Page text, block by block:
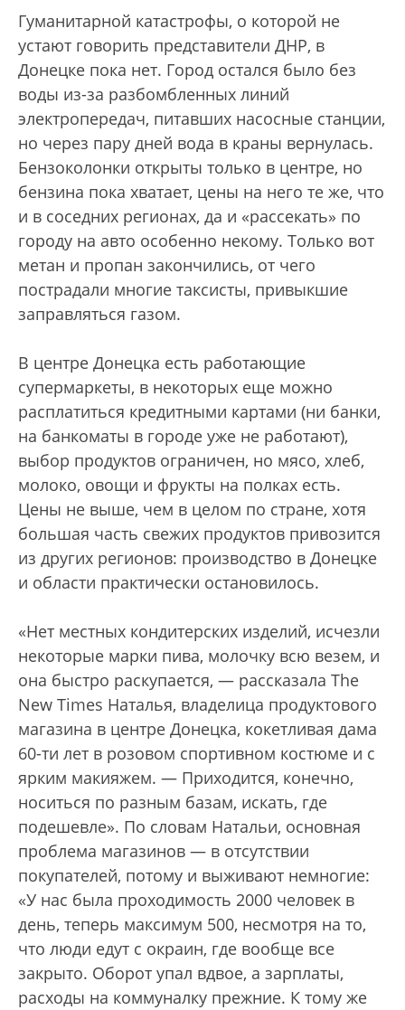
Гуманитарной катастрофы, о которой не
устают говорить представители ДНР, в
Донецке пока нет. Город остался было без
воды из-за разбомбленных линий
электропередач, питавших насосные станции,
но через пару дней вода в краны вернулась.
Бензоколонки открыты только в центре, но
бензина пока хватает, цены на него те же, что
и в соседних регионах, да и «рассекать» по
городу на авто особенно некому. Только вот
метан и пропан закончились, от чего
пострадали многие таксисты, привыкшие
заправляться газом.
В центре Донецка есть работающие
супермаркеты, в некоторых еще можно
расплатиться кредитными картами (ни банки,
на банкоматы в городе уже не работают),
выбор продуктов ограничен, но мясо, хлеб,
молоко, овощи и фрукты на полках есть.
Цены не выше, чем в целом по стране, хотя
большая часть свежих продуктов привозится
из других регионов: производство в Донецке
и области практически остановилось.
«Нет местных кондитерских изделий, исчезли
некоторые марки пива, молочку всю везем, и
она быстро раскупается, — рассказала The
New Times Наталья, владелица продуктового
магазина в центре Донецка, кокетливая дама
60-ти лет в розовом спортивном костюме и с
ярким макияжем. — Приходится, конечно,
носиться по разным базам, искать, где
подешевле». По словам Натальи, основная
проблема магазинов — в отсутствии
покупателей, потому и выживают немногие:
«У нас была проходимость 2000 человек в
день, теперь максимум 500, несмотря на то,
что люди едут с окраин, где вообще все
закрыто. Оборот упал вдвое, а зарплаты,
расходы на коммуналку прежние. К тому же